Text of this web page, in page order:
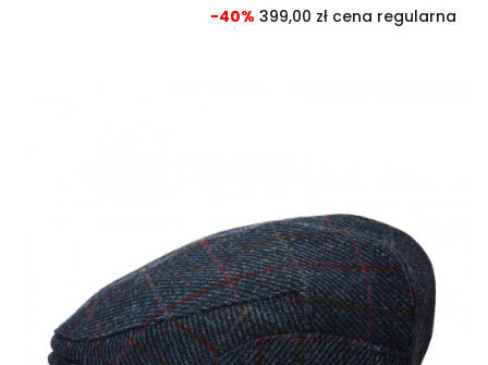
-40% 399,00 zł cena regularna